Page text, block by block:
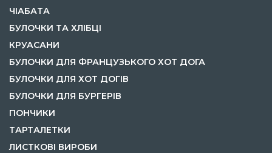
ЧІАБАТА
БУЛОЧКИ ТА ХЛІБЦІ
КРУАСАНИ
БУЛОЧКИ ДЛЯ ФРАНЦУЗЬКОГО ХОТ ДОГА
БУЛОЧКИ ДЛЯ ХОТ ДОГІВ
БУЛОЧКИ ДЛЯ БУРГЕРІВ
ПОНЧИКИ
ТАРТАЛЕТКИ
ЛИСТКОВІ ВИРОБИ